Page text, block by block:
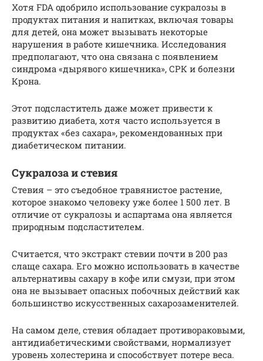
Хотя FDA одобрило использование сукралозы в
продуктах питания и напитках, включая товары
для детей, она может вызывать некоторые
нарушения в работе кишечника. Исследования
предполагают, что она связана с появлением
синдрома «дырявого кишечника», СРК и болезни
Крона.
Этот подсластитель даже может привести к
развитию диабета, хотя часто используется в
продуктах «без сахара», рекомендованных при
диабетическом питании.
Сукралоза и стевия
Стевия – это съедобное травянистое растение,
которое знакомо человеку уже более 1 500 лет. В
отличие от сукралозы и аспартама она является
природным подсластителем.
Считается, что экстракт стевии почти в 200 раз
слаще сахара. Его можно использовать в качестве
альтернативы сахару в кофе или смузи, при этом
она не вызывает опасных побочных действий как
большинство искусственных сахарозаменителей.
На самом деле, стевия обладает противораковыми,
антидиабетическими свойствами, нормализует
уровень холестерина и способствует потере веса.